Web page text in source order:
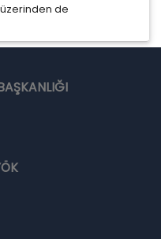
üzerinden de